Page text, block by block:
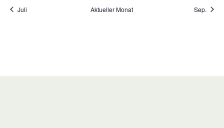
Juli Aktueller Monat Sep.